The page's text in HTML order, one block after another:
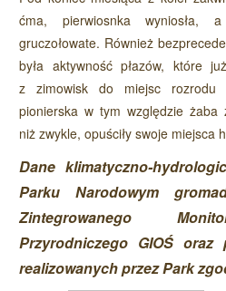
ćma, pierwiosnka wyniosła,
gruczołowate. Również
była aktywność płazów, które
z zimowisk do miejsc rozrodu i
pionierska w tym względzie żaba
niż zwykle, opuściły swoje miejsca
Dane klimatyczno-
Parku Narodowym
Zintegrowanego
Przyrodniczego GIOŚ oraz
realizowanych przez Park